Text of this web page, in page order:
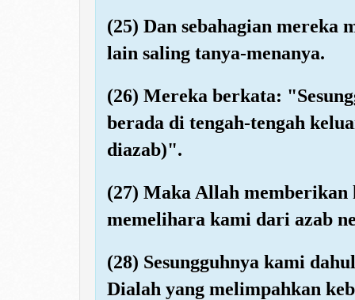
(25) Dan sebahagian mereka
lain saling tanya-menanya.
(26) Mereka berkata:
berada di tengah-tengah
diazab)".
(27) Maka Allah
memelihara kami dari azab
(28) Sesungguhnya kami
Dialah yang melimpahkan